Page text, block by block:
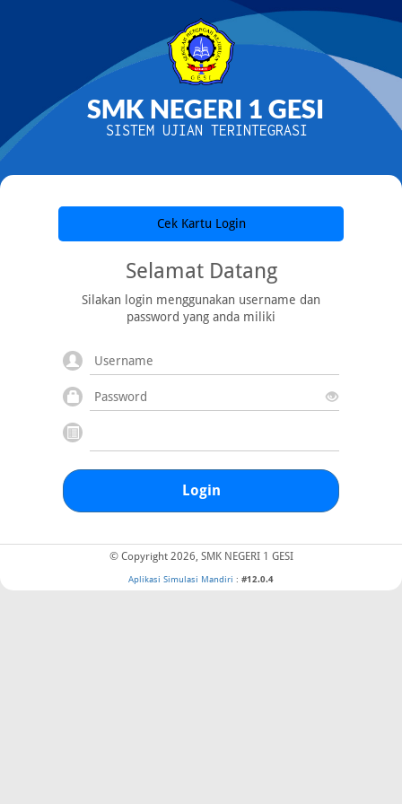
SMK NEGERI 1 GESI
SISTEM UJIAN TERINTEGRASI
Cek Kartu Login
Selamat Datang
Silakan login menggunakan username dan
password yang anda miliki
Login
© Copyright 2026, SMK NEGERI 1 GESI
Aplikasi Simulasi Mandiri : #12.0.4